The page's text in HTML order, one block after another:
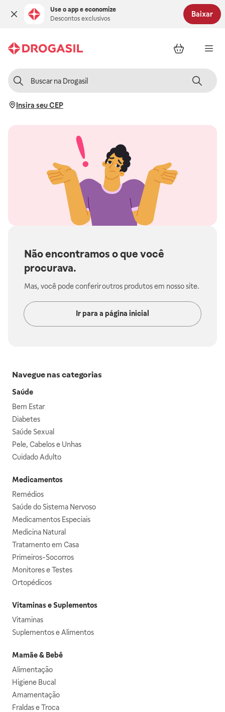
Use o app e economize
Descontos exclusivos
Baixar
Insira seu CEP
Não encontramos o que você
procurava.
Mas, você pode conferir outros produtos em nosso site.
Ir para a página inicial
Navegue nas categorias
Saúde
Bem Estar
Diabetes
Saúde Sexual
Pele, Cabelos e Unhas
Cuidado Adulto
Medicamentos
Remédios
Saúde do Sistema Nervoso
Medicamentos Especiais
Medicina Natural
Tratamento em Casa
Primeiros-Socorros
Monitores e Testes
Ortopédicos
Vitaminas e Suplementos
Vitaminas
Suplementos e Alimentos
Mamãe & Bebê
Alimentação
Higiene Bucal
Amamentação
Fraldas e Troca